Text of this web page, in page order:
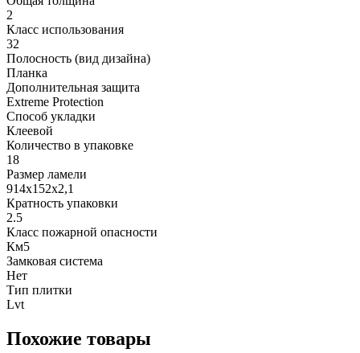
2
Класс использования
32
Полосность (вид дизайна)
Планка
Дополнительная защита
Extreme Protection
Способ укладки
Клеевой
Количество в упаковке
18
Размер ламели
914x152x2,1
Кратность упаковки
2.5
Класс пожарной опасности
Км5
Замковая система
Нет
Тип плитки
Lvt
Похожие товары